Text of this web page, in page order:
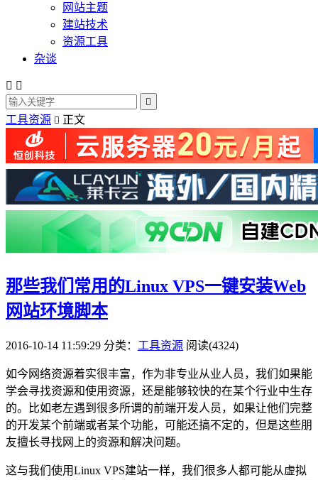
网站主题
建站技术
资源工具
杂谈
 

工具资源  正文
那些我们常用的Linux VPS一键安装Web
网站环境脚本
2016-10-14 11:59:29 分类： 工具资源 阅读(4324)
如今网络资源着实很丰富，作为非专业从业人员，我们如果能
学会寻找资源和使用资源，还是能够较快的在某个行业中生存
的。比如老左遇到很多所谓的前端开发人员，如果让他们完整
的开发某个前端或者某个功能，可能还搞不定的，但是这些朋
友擅长寻找网上的资源和解决问题。
这与我们使用Linux VPS建站一样，我们很多人都可能从虚拟